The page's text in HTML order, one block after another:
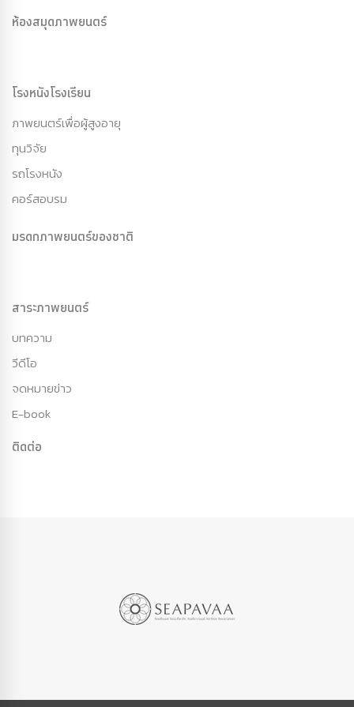
ห้องสมุดภาพยนตร์
โรงหนังโรงเรียน
ภาพยนตร์เพื่อผู้สูงอายุ
ทุนวิจัย
รถโรงหนัง
คอร์สอบรม
มรดกภาพยนตร์ของชาติ
สาระภาพยนตร์
บทความ
วีดีโอ
จดหมายข่าว
E-book
ติดต่อ